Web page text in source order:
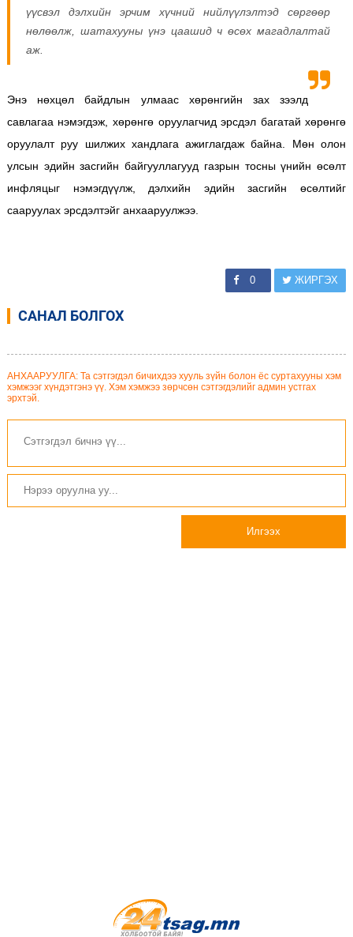
үүсвэл дэлхийн эрчим хүчний нийлүүлэлтэд сөргөөр
нөлөөлж, шатахууны үнэ цаашид ч өсөх магадлалтай
аж.
Энэ нөхцөл байдлын улмаас хөрөнгийн зах зээлд
савлагаа нэмэгдэж, хөрөнгө оруулагчид эрсдэл багатай хөрөнгө
оруулалт руу шилжих хандлага ажиглагдаж байна. Мөн олон
улсын эдийн засгийн байгууллагууд газрын тосны үнийн өсөлт
инфляцыг нэмэгдүүлж, дэлхийн эдийн засгийн өсөлтийг
сааруулах эрсдэлтэйг анхааруулжээ.
0 ЖИРГЭХ
САНАЛ БОЛГОХ
АНХААРУУЛГА: Та сэтгэгдэл бичихдээ хууль зүйн болон ёс суртахууны хэм
хэмжээг хүндэтгэнэ үү. Хэм хэмжээ зөрчсөн сэтгэгдэлийг админ устгах
эрхтэй.
Илгээх